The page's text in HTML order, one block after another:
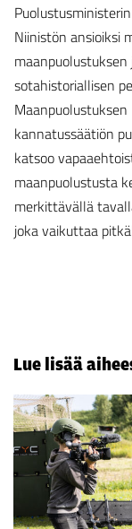
Niinistön ansioiksi
maanpuolustuksen
sotahistoriallisen
Maanpuolustuksen
kannatussäätiön
katsoo
maanpuolustusta
merkittävällä
joka vaikuttaa
Lue lisää